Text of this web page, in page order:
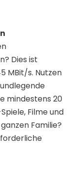
Dies ist
MBit/s. Nutzen
mindestens 20
Filme und
Familie?